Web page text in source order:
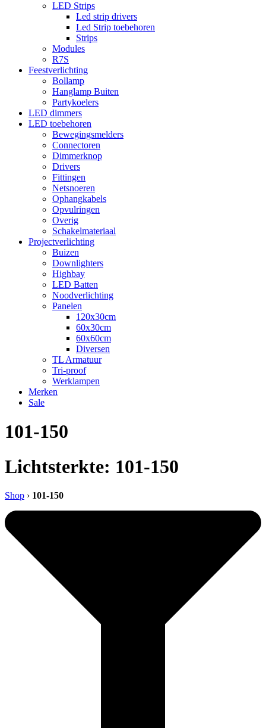
LED Strips
Led strip drivers
Led Strip toebehoren
Strips
Modules
R7S
Feestverlichting
Bollamp
Hanglamp Buiten
Partykoelers
LED dimmers
LED toebehoren
Bewegingsmelders
Connectoren
Dimmerknop
Drivers
Fittingen
Netsnoeren
Ophangkabels
Opvulringen
Overig
Schakelmateriaal
Projectverlichting
Buizen
Downlighters
Highbay
LED Batten
Noodverlichting
Panelen
120x30cm
60x30cm
60x60cm
Diversen
TL Armatuur
Tri-proof
Werklampen
Merken
Sale
101-150
Lichtsterkte: 101-150
Shop › 101-150